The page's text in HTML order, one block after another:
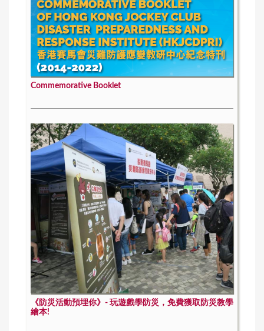
Commemorative Booklet
《防災活動預埋你》- 玩遊戲學防災，免費獲取防災教學
繪本!